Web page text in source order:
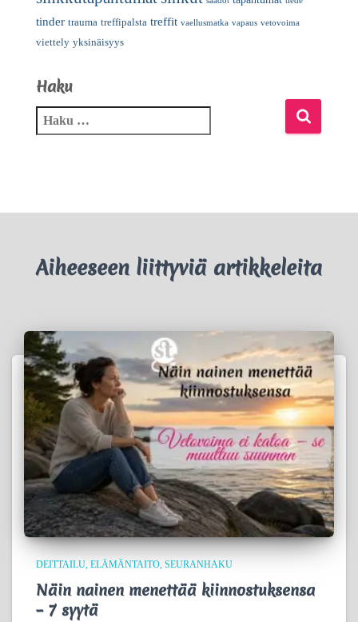
tinder trauma treffipalsta treffit vaellusmatka vapaus vetovoima
viettely yksinäisyys
Haku
Aiheeseen liittyviä artikkeleita
DEITTAILU ELÄMÄNTAITO SEURANHAKU
Näin nainen menettää kiinnostuksensa
– 7 syytä